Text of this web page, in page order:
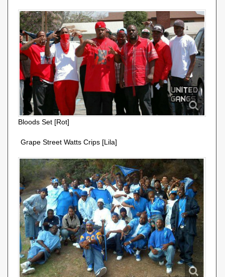
Bloods Set [Rot]
Grape Street Watts Crips [Lila]